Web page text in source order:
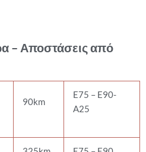
– Αποστάσεις από
90km
E75 – E90-
A25